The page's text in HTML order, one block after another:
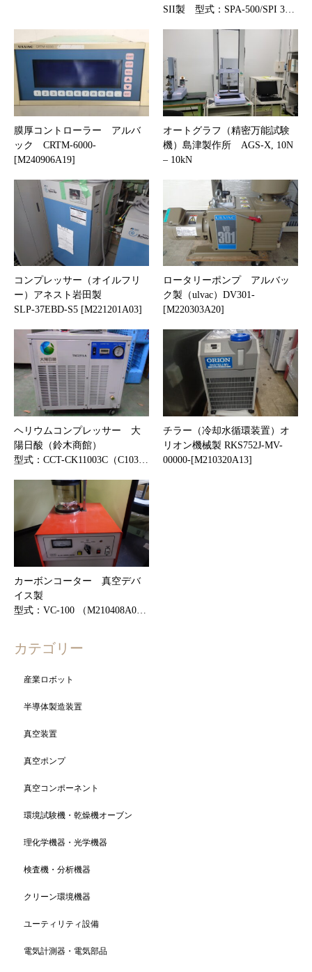
SII製 型式：SPA-500/SPI 3…
膜厚コントローラー アルバ
ック CRTM-6000-
[M240906A19]
オートグラフ（精密万能試験
機）島津製作所 AGS-X, 10N
– 10kN
コンプレッサー（オイルフリ
ー）アネスト岩田製
SLP-37EBD-S5 [M221201A03]
ロータリーポンプ アルバッ
ク製（ulvac）DV301-
[M220303A20]
ヘリウムコンプレッサー 大
陽日酸（鈴木商館）
型式：CCT-CK11003C（C103…
チラー（冷却水循環装置）オ
リオン機械製 RKS752J-MV-
00000-[M210320A13]
カーボンコーター 真空デバ
イス製
型式：VC-100 （M210408A0…
カテゴリー
産業ロボット
半導体製造装置
真空装置
真空ポンプ
真空コンポーネント
環境試験機・乾燥機オーブン
理化学機器・光学機器
検査機・分析機器
クリーン環境機器
ユーティリティ設備
電気計測器・電気部品